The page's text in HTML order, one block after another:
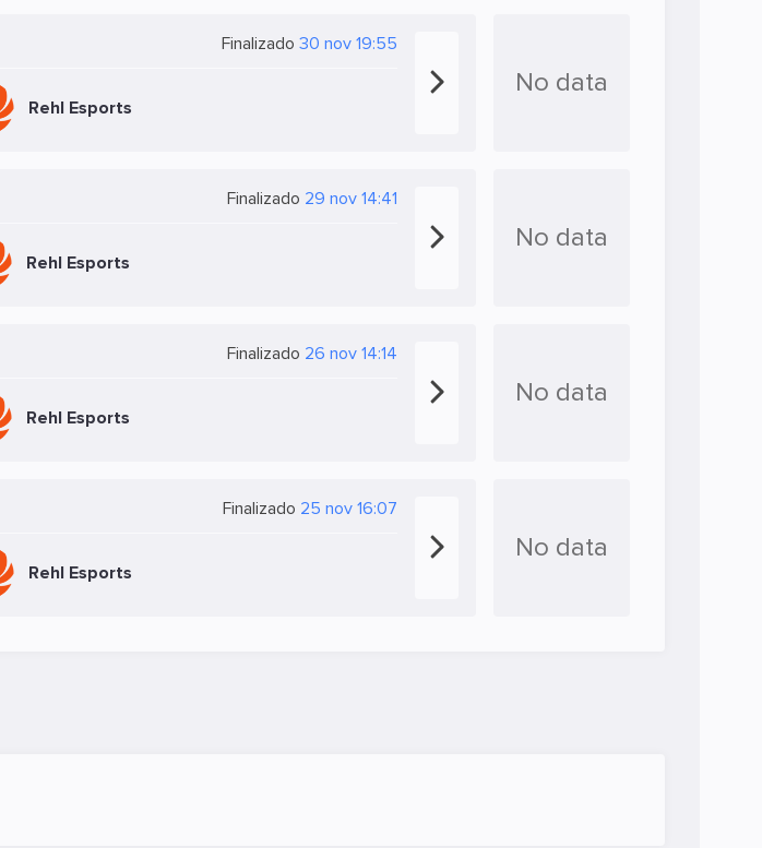
Finalizado 30 nov 19:55
Rehl Esports
No data
Finalizado 29 nov 14:41
Rehl Esports
No data
Finalizado 26 nov 14:14
Rehl Esports
No data
Finalizado 25 nov 16:07
Rehl Esports
No data